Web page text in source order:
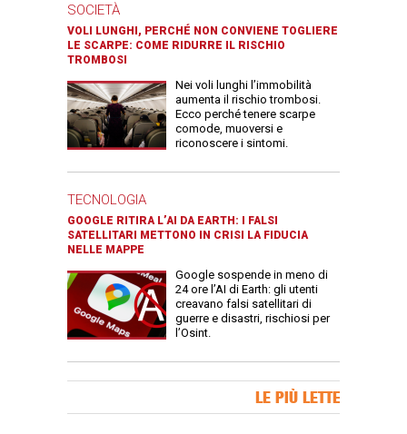
SOCIETÀ
VOLI LUNGHI, PERCHÉ NON CONVIENE TOGLIERE
LE SCARPE: COME RIDURRE IL RISCHIO
TROMBOSI
Nei voli lunghi l’immobilità
aumenta il rischio trombosi.
Ecco perché tenere scarpe
comode, muoversi e
riconoscere i sintomi.
TECNOLOGIA
GOOGLE RITIRA L’AI DA EARTH: I FALSI
SATELLITARI METTONO IN CRISI LA FIDUCIA
NELLE MAPPE
Google sospende in meno di
24 ore l’AI di Earth: gli utenti
creavano falsi satellitari di
guerre e disastri, rischiosi per
l’Osint.
LE PIÙ LETTE